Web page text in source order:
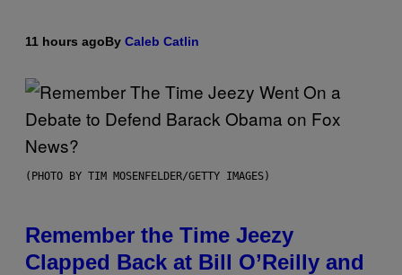
11 hours agoBy Caleb Catlin
(PHOTO BY TIM MOSENFELDER/GETTY IMAGES)
Remember the Time Jeezy
Clapped Back at Bill O’Reilly and